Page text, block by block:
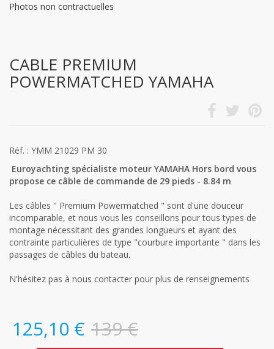
Photos non contractuelles
CABLE PREMIUM
POWERMATCHED YAMAHA
Réf. : YMM 21029 PM 30
Euroyachting spécialiste moteur YAMAHA Hors bord vous
propose ce câble de commande de 29 pieds - 8.84 m
Les câbles " Premium Powermatched " sont d'une douceur
incomparable, et nous vous les conseillons pour tous types de
montage nécessitant des grandes longueurs et ayant des
contrainte particulières de type "courbure importante " dans les
passages de câbles du bateau.
N'hésitez pas à nous contacter pour plus de renseignements
125,10 € 139 €